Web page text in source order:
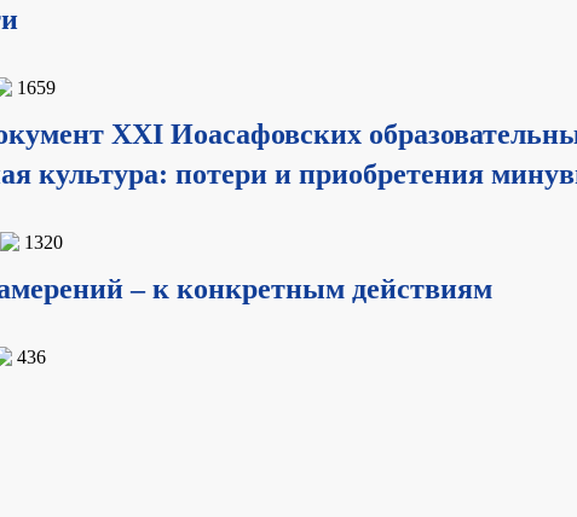
1659
XXI Иоасафовских
культура: потери и приобретения
1320
– к конкретным действиям
436